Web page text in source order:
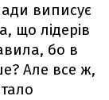
виписує
що лідерів
бо в
Але все ж,